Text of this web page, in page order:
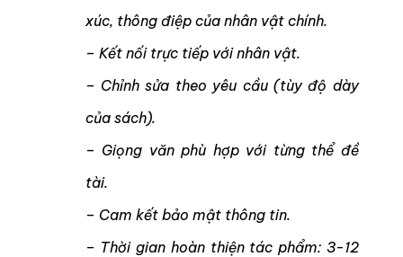
xúc, thông điệp của nhân vật chính.
– Kết nối trực tiếp với nhân vật.
– Chỉnh sửa theo yêu cầu (tùy độ dày
của sách).
– Giọng văn phù hợp vớitừng thể đề
tài.
– Cam kết bảo mật thông tin.
– Thời gian hoàn thiện tác phẩm: 3-12